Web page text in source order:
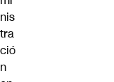
nis
tra
ció
n